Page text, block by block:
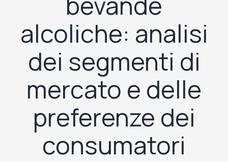
alcoliche: analisi
dei segmenti di
mercato e delle
preferenze dei
consumatori